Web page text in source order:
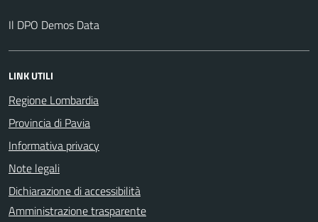
Il DPO Demos Data
LINK UTILI
Regione Lombardia
Provincia di Pavia
Informativa privacy
Note legali
Dichiarazione di accessibilità
Amministrazione trasparente